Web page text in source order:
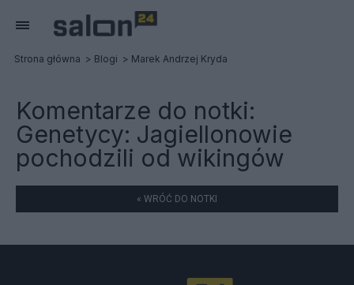
Strona główna Blogi Marek Andrzej Kryda
Komentarze do notki:
Genetycy: Jagiellonowie
pochodzili od wikingów
« WRÓĆ DO NOTKI